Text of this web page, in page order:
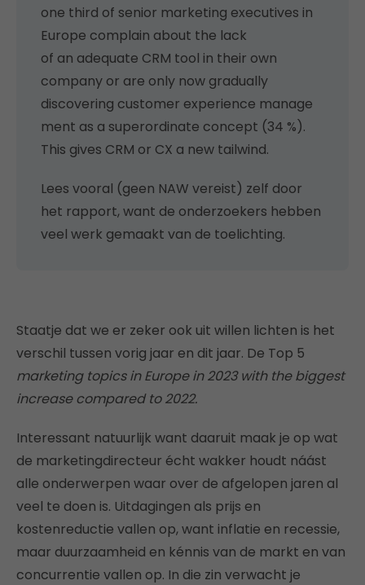
one third of senior marketing executives in
Europe complain about the lack
of an adequate CRM tool in their own
company or are only now gradually
discovering customer experience manage
ment as a superordinate concept (34 %).
This gives CRM or CX a new tailwind.
Lees vooral (geen NAW vereist) zelf door
het rapport, want de onderzoekers hebben
veel werk gemaakt van de toelichting.
Staatje dat we er zeker ook uit willen lichten is het
verschil tussen vorig jaar en dit jaar. De Top 5
marketing topics in Europe in 2023 with the biggest
increase compared to 2022.
Interessant natuurlijk want daaruit maak je op wat
de marketingdirecteur écht wakker houdt náást
alle onderwerpen waar over de afgelopen jaren al
veel te doen is. Uitdagingen als prijs en
kostenreductie vallen op, want inflatie en recessie,
maar duurzaamheid en kénnis van de markt en van
concurrentie vallen op. In die zin verwacht je